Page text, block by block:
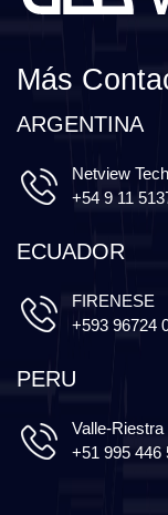
Más
ARGENTINA
Netview
+54 9 11
ECUADOR
FIRENESE
+593 96724
PERU
Valle-
+51 995 446